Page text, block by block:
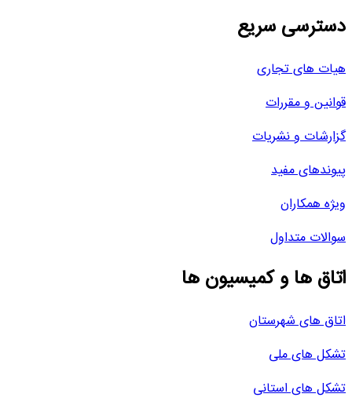
دسترسی سریع
هیات های تجاری
قوانین و مقررات
گزارشات و نشریات
پیوندهای مفید
ویژه همکاران
سوالات متداول
اتاق ها و کمیسیون ها
اتاق های شهرستان
تشکل های ملی
تشکل های استانی